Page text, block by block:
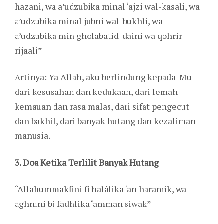
hazani, wa a’udzubika minal ‘ajzi wal-kasali, wa
a’udzubika minal jubni wal-bukhli, wa
a’udzubika min gholabatid-daini wa qohrir-
rijaali”
Artinya: Ya Allah, aku berlindung kepada-Mu
dari kesusahan dan kedukaan, dari lemah
kemauan dan rasa malas, dari sifat pengecut
dan bakhil, dari banyak hutang dan kezaliman
manusia.
3. Doa Ketika Terlilit Banyak Hutang
“Allahummakfini fi halâlika ‘an haramik, wa
aghnini bi fadhlika ‘amman siwak”